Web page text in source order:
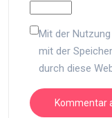
Mit der
mit der
durch diese